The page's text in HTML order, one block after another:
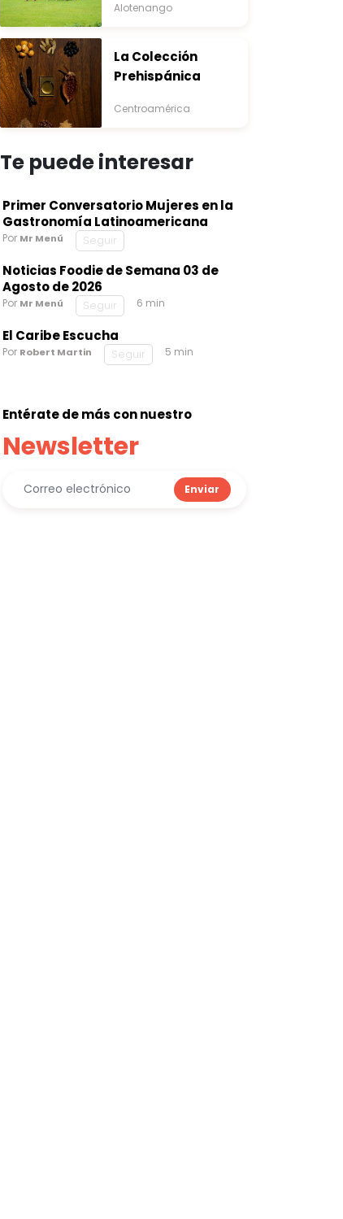
Arte y Naturaleza
Alotenango
La Colección
Prehispánica
Centroamérica
Te puede interesar
Primer Conversatorio Mujeres en la
Gastronomía Latinoamericana
Por Mr Menú Seguir
Noticias Foodie de Semana 03 de
Agosto de 2026
Por Mr Menú Seguir 6 min
El Caribe Escucha
Por Robert Martin Seguir 5 min
Entérate de más con nuestro
Newsletter
Enviar